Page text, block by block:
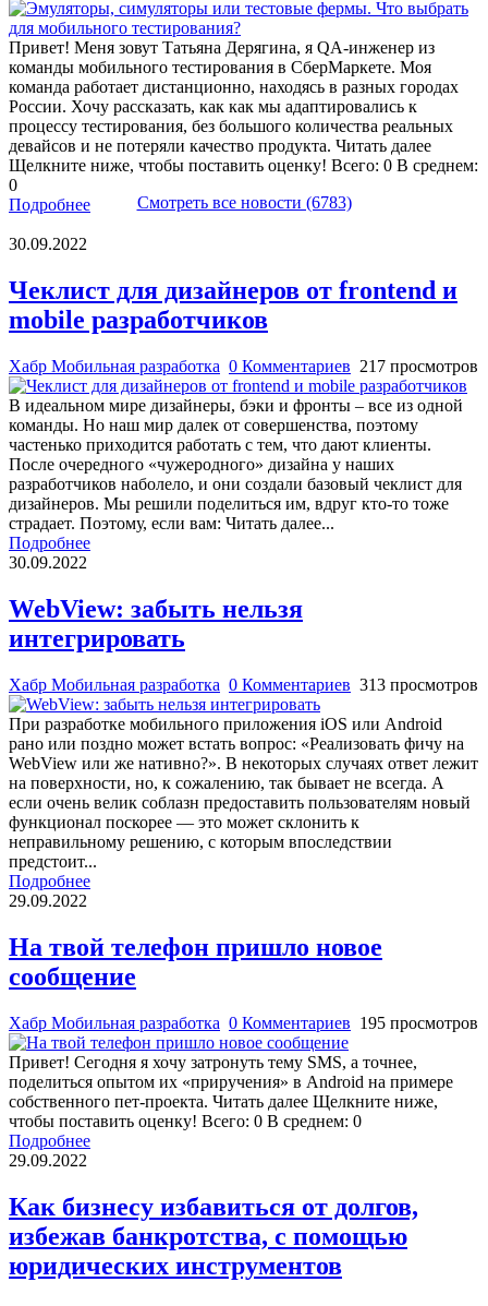
Привет! Меня зовут Татьяна Дерягина, я QA-инженер из
команды мобильного тестирования в СберМаркете. Моя
команда работает дистанционно, находясь в разных городах
России. Хочу рассказать, как как мы адаптировались к
процессу тестирования, без большого количества реальных
девайсов и не потеряли качество продукта. Читать далее
Щелкните ниже, чтобы поставить оценку! Всего: 0 В среднем:
0
Подробнее
Смотреть все новости (6783)
30.09.2022
Чеклист для дизайнеров от frontend и
mobile разработчиков
Хабр Мобильная разработка 0 Комментариев 217 просмотров
В идеальном мире дизайнеры, бэки и фронты – все из одной
команды. Но наш мир далек от совершенства, поэтому
частенько приходится работать с тем, что дают клиенты.
После очередного «чужеродного» дизайна у наших
разработчиков наболело, и они создали базовый чеклист для
дизайнеров. Мы решили поделиться им, вдруг кто-то тоже
страдает. Поэтому, если вам: Читать далее...
Подробнее
30.09.2022
WebView: забыть нельзя
интегрировать
Хабр Мобильная разработка 0 Комментариев 313 просмотров
При разработке мобильного приложения iOS или Android
рано или поздно может встать вопрос: «Реализовать фичу на
WebView или же нативно?». В некоторых случаях ответ лежит
на поверхности, но, к сожалению, так бывает не всегда. А
если очень велик соблазн предоставить пользователям новый
функционал поскорее — это может склонить к
неправильному решению, с которым впоследствии
предстоит...
Подробнее
29.09.2022
На твой телефон пришло новое
сообщение
Хабр Мобильная разработка 0 Комментариев 195 просмотров
Привет! Сегодня я хочу затронуть тему SMS, а точнее,
поделиться опытом их «приручения» в Android на примере
собственного пет-проекта. Читать далее Щелкните ниже,
чтобы поставить оценку! Всего: 0 В среднем: 0
Подробнее
29.09.2022
Как бизнесу избавиться от долгов,
избежав банкротства, с помощью
юридических инструментов